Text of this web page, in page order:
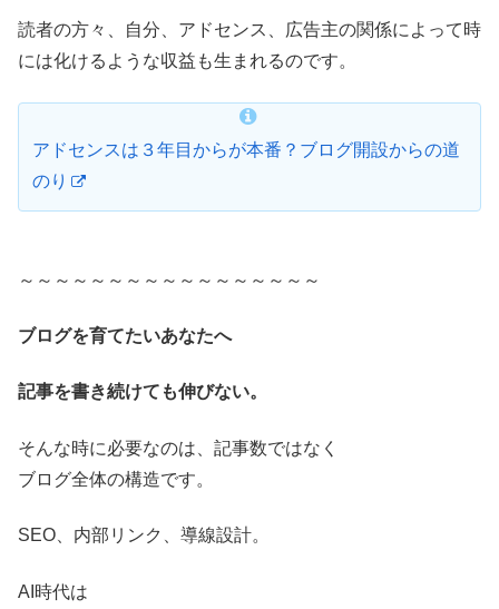
読者の方々、自分、アドセンス、広告主の関係によって時
には化けるような収益も生まれるのです。
アドセンスは３年目からが本番？ブログ開設からの道
のり
～～～～～～～～～～～～～～～～～
ブログを育てたいあなたへ
記事を書き続けても伸びない。
そんな時に必要なのは、記事数ではなく
ブログ全体の構造です。
SEO、内部リンク、導線設計。
AI時代は